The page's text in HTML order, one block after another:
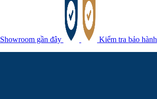
Showroom gần đây
Kiểm tra bảo hành